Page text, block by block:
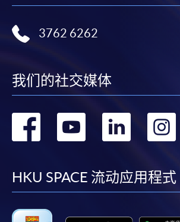
3762 6262
我们的社交媒体
转
facebook
转
转
HKU SPACE 流动应用程式